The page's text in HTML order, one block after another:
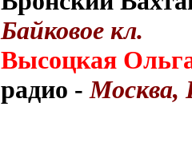
Байковое кл.
Высоцкая
радио - Москва,